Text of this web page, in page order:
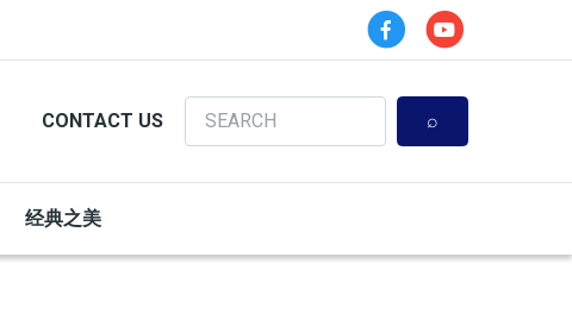
CONTACT US
Search
经典之美